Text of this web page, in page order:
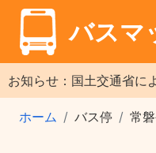
バスマ
お知らせ：国土交通省に
ホーム バス停 常